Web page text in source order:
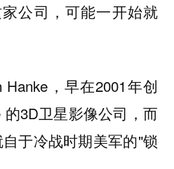
公司，可能一开始就
，早在2001年创
3D卫星影像公司，而
于冷战时期美军的"锁